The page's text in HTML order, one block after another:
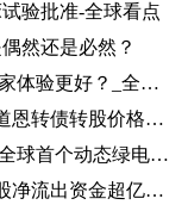
验批准-全球看点
然还是必然？
理财APP测评系列丨逐浪直销APP，哪家体验更好？_全球今亮点
今日最新！道恩股份: 关于不向下修正道恩转债转股价格的公告
天天快资讯：国际氢报（0619-0625）| 全球首个动态绿电制氨工厂初具规模；MTU开发液氢航空燃料电池技术；道达尔致力于绿氢炼油……
计算机行业资金流出榜：浪潮信息等5股净流出资金超亿元_世界热文